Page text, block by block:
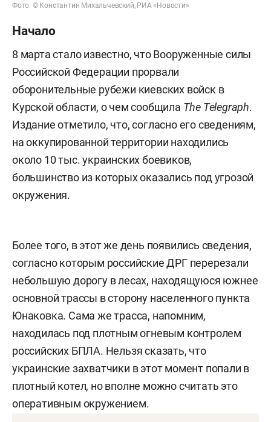
Фото: © Константин Михальчевский, РИА «Новости»
Начало
8 марта стало известно, что Вооруженные силы
Российской Федерации прорвали
оборонительные рубежи киевских войск в
Курской области, о чем сообщила The Telegraph.
Издание отметило, что, согласно его сведениям,
на оккупированной территории находились
около 10 тыс. украинских боевиков,
большинство из которых оказались под угрозой
окружения.
Более того, в этот же день появились сведения,
согласно которым российские ДРГ перерезали
небольшую дорогу в лесах, находящуюся южнее
основной трассы в сторону населенного пункта
Юнаковка. Сама же трасса, напомним,
находилась под плотным огневым контролем
российских БПЛА. Нельзя сказать, что
украинские захватчики в этот момент попали в
плотный котел, но вполне можно считать это
оперативным окружением.